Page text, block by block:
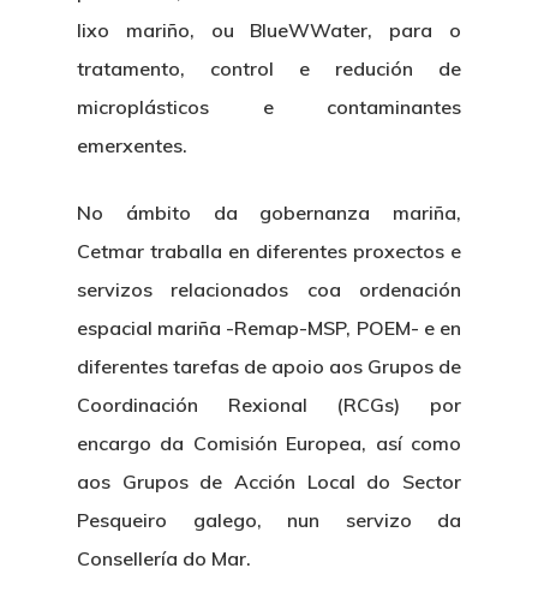
lixo mariño, ou BlueWWater, para o
tratamento, control e redución de
microplásticos e contaminantes
emerxentes.
No ámbito da gobernanza mariña,
Cetmar traballa en diferentes proxectos e
servizos relacionados coa ordenación
espacial mariña -Remap-MSP, POEM- e en
diferentes tarefas de apoio aos Grupos de
Coordinación Rexional (RCGs) por
encargo da Comisión Europea, así como
aos Grupos de Acción Local do Sector
Pesqueiro galego, nun servizo da
Consellería do Mar.